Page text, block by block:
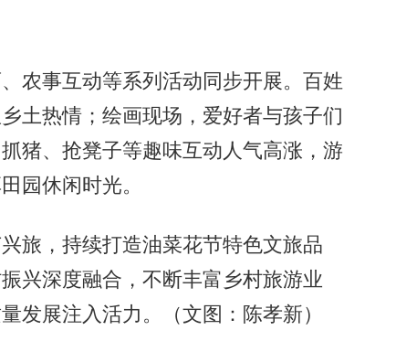
事互动等系列活动同步开展。百姓
土热情；绘画现场，爱好者与孩子们
猪、抢凳子等趣味互动人气高涨，游
园休闲时光。
，持续打造油菜花节特色文旅品
兴深度融合，不断丰富乡村旅游业
发展注入活力。（文图：陈孝新）